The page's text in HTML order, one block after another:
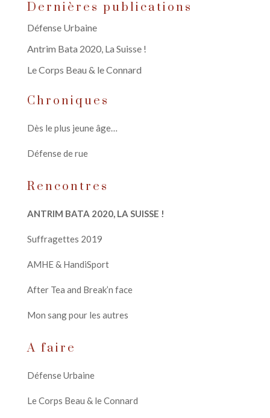
Dernières publications
Défense Urbaine
Antrim Bata 2020, La Suisse !
Le Corps Beau & le Connard
Chroniques
Dès le plus jeune âge…
Défense de rue
Rencontres
ANTRIM BATA 2020, LA SUISSE !
Suffragettes 2019
AMHE & HandiSport
After Tea and Break’n face
Mon sang pour les autres
A faire
Défense Urbaine
Le Corps Beau & le Connard